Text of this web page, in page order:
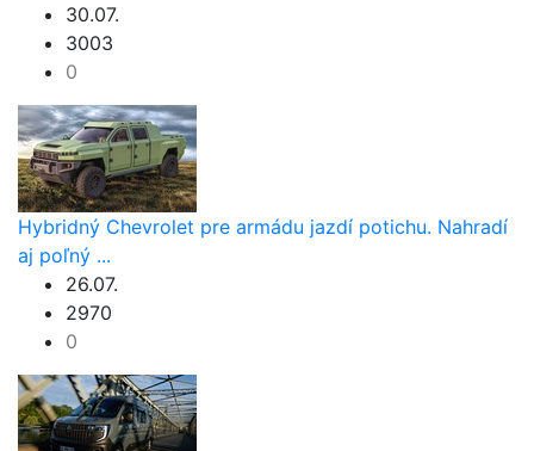
30.07.
3003
0
Hybridný Chevrolet pre armádu jazdí potichu. Nahradí
aj poľný ...
26.07.
2970
0